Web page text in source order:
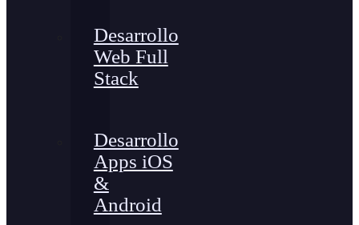
Desarrollo
Web Full
Stack
Desarrollo
Apps iOS
&
Android